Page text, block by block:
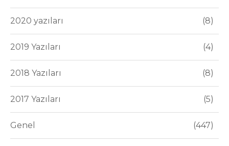
2020 yazıları 8
2019 Yazıları 4
2018 Yazıları 8
2017 Yazıları 5
Genel 447